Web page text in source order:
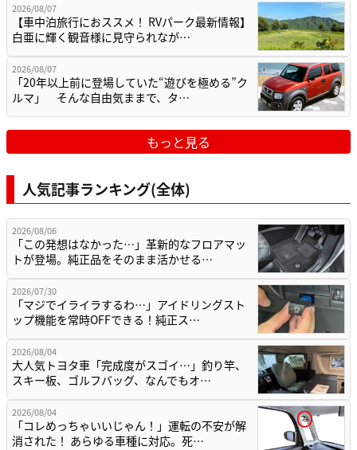
2026/08/07
【車中泊旅行におススメ！ RVパーク最新情報】
白亜に輝く観音様に見守られなが…
2026/08/07
「20年以上前に登場していた“遊びを極める”ク
ルマ」 そんな自由気ままで、タ…
もっと見る
人気記事ランキング(全体)
2026/08/06
「この発想はなかった…」革新的なフロアマッ
トが登場。純正品をそのまま活かせる…
2026/07/30
「マジでイライラするわ…」アイドリングスト
ップ機能を常時OFFできる！純正ス…
2026/08/04
大人気トヨタ車「完成度がスゴイ…」釣り竿、
スキー板、ゴルフバッグ、なんでもオ…
2026/08/04
「コレめっちゃいいじゃん！」運転の不安が解
消された！ あらゆる車種に対応。死…